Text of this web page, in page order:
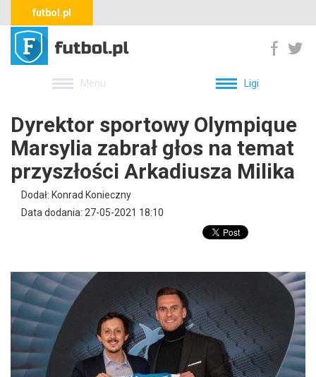
futbol.pl
Menu Ligi
Dyrektor sportowy Olympique
Marsylia zabrał głos na temat
przyszłości Arkadiusza Milika
Dodał: Konrad Konieczny
Data dodania: 27-05-2021 18:10